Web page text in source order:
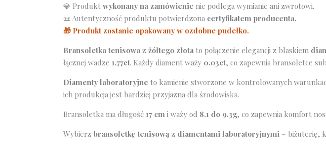
💎 Produkt wykonany na zamówienie nie podlega wymianie ani zwrotowi.
📜 Autentyczność produktu potwierdzona certyfikatem producenta.
🎁 Produkt zostanie opakowany w ozdobne pudełko.
Bransoletka tenisowa z żółtego złota to połączenie elegancji z blaskiem
łącznej wadze 1.77ct. Każdy diament waży 0.03ct, co zapewnia bransoletce
Diamenty laboratoryjne to kamienie stworzone w kontrolowanych
ich produkcja jest bardziej przyjazna dla środowiska.
Bransoletka ma długość 17 cm i waży od 8.1 do 9.3g, co zapewnia komfort
Wybierz bransoletkę tenisową z diamentami laboratoryjnymi – biżuterię,